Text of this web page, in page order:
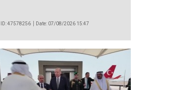
ID: 47578256 Date: 07/08/2026 15:47